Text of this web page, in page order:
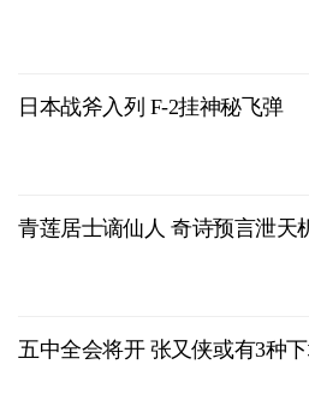
日本战斧入列 F-2挂神秘飞弹
青莲居士谪仙人 奇诗预言泄天
五中全会将开 张又侠或有3种